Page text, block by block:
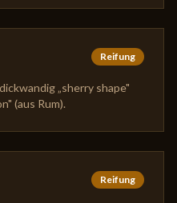
Reifung
„sherry shape"
(aus Rum).
Reifung